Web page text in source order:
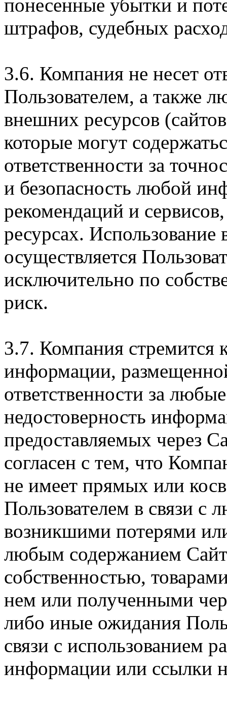
понесенные убытки и
штрафов, судебных
3.6. Компания не несет
Пользователем, а также
внешних ресурсов
которые могут
ответственности за
и безопасность любой
рекомендаций и
ресурсах.
осуществляется
исключительно по
риск.
3.7. Компания стремится
информации,
ответственности за
недостоверность
предоставляемых через
согласен с тем, что
не имеет прямых или
Пользователем в связи
возникшими потерями
любым содержанием
собственностью,
нем или полученными
либо иные ожидания
связи с использованием
информации или ссылки